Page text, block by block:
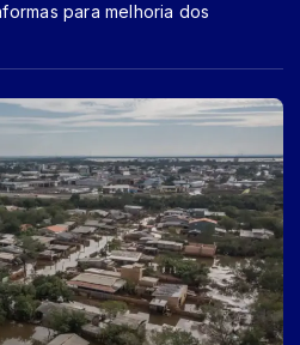
para melhoria dos